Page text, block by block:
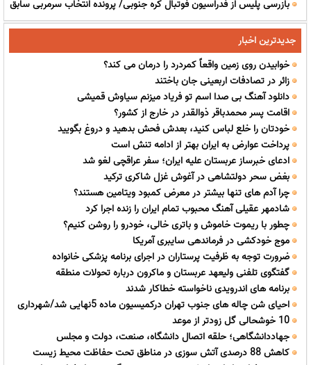
بازرسی پلیس از فدراسیون فوتبال کره جنوبی/ پرونده انتخاب سرمربی سابق
وارد مرحله قضایی شد!
جدیدترین اخبار
خوابیدن روی زمین واقعاً کمردرد را درمان می کند؟
زائر در تصادفات اربعینی جان باختند
دانلود آهنگ بی صدا اسم تو فریاد میزنم سیاوش قمیشی
اقامت پسر محمدباقر ذوالقدر در خارج از کشور؟
خودتان را خلع لباس کنید، بعدش فحش بدهید و دروغ بگویید
پرداخت عوارض به ایران بهتر از ادامه تنش است
ادعای خبرساز عربستان علیه ایران؛ سفر عراقچی لغو شد
بغض سحر دولتشاهی در آغوش غزل شاکری ترکید
چرا آدم های تنها بیشتر در معرض کمبود ویتامین هستند؟
شادمهر عقیلی آهنگ محبوب تمام ایران را زنده اجرا کرد
چطور با ریموت خاموش و باتری خالی، خودرو را روشن کنیم؟
موج خودکشی در فرماندهی سایبری آمریکا
ضرورت توجه به ظرفیت پرستاران در اجرای برنامه پزشکی خانواده
گفتگوی تلفنی ولیعهد عربستان و ماکرون درباره تحولات منطقه
برنامه های اندرویدی ناخواسته خطاکار شدند
احیای شن چاله های جنوب تهران درکمیسیون ماده 5نهایی شد/شهرداری
اجرای طرح را سریعآً آغاز کند
10 خوشحالی گل زودتر از موعد
جهاددانشگاهی؛ حلقه اتصال دانشگاه، صنعت، دولت و مجلس
کاهش 88 درصدی آتش سوزی در مناطق تحت حفاظت محیط زیست